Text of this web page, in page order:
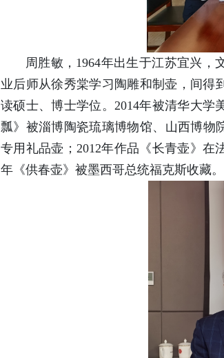
周胜敏，1964年出生于江苏宜兴
业后师从徐秀棠学习陶雕和制壶，间得
读硕士、博士学位。2014年被清华大
瓢》被淄博陶瓷琉璃博物馆、山西博物
专用礼品壶；2012年作品《长青壶》在
年《供春壶》被墨西哥总统福克斯收藏。